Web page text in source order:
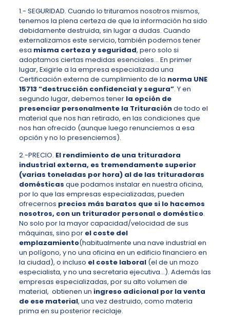
1.- SEGURIDAD. Cuando lo trituramos nosotros mismos,
tenemos la plena certeza de que la información ha sido
debidamente destruida, sin lugar a dudas. Cuando
externalizamos este servicio, también podemos tener
esa misma certeza y seguridad, pero solo si
adoptamos ciertas medidas esenciales… En primer
lugar, Exigirle a la empresa especializada una
Certificación externa de cumplimiento de la norma UNE
15713 “destrucción confidencial y segura”. Y en
segundo lugar, debemos tener la opción de
presenciar personalmente la Trituraciónde todo el
material que nos han retirado, en las condiciones que
nos han ofrecido (aunque luego renunciemos a esa
opción y no lo presenciemos).
2.-PRECIO. El rendimiento de una trituradora
industrial externa, es tremendamente superior
(varias toneladas por hora) al de las trituradoras
domésticas que podamos instalar en nuestra oficina,
por lo que las empresas especializadas, pueden
ofrecernos precios más baratos que si lo hacemos
nosotros, con un triturador personal o doméstico.
No solo por la mayor capacidad/velocidad de sus
máquinas, sino por el coste del
emplazamiento(habitualmente una nave industrial en
un polígono, y no una oficina en un edificio financiero en
la ciudad), o incluso el coste laboral(el de un mozo
especialista, y no una secretaria ejecutiva…). Además las
empresas especializadas, por su alto volumen de
material, obtienen un ingreso adicional por la venta
de ese material, una vez destruido, como materia
prima en su posterior reciclaje.